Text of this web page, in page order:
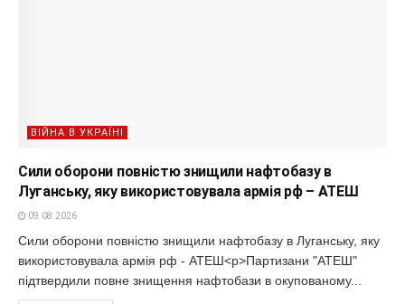
ВІЙНА В УКРАЇНІ
Сили оборони повністю знищили нафтобазу в
Луганську, яку використовувала армія рф – АТЕШ
09.08.2026
Сили оборони повністю знищили нафтобазу в Луганську, яку
використовувала армія рф - АТЕШ<p>Партизани "АТЕШ"
підтвердили повне знищення нафтобази в окупованому...